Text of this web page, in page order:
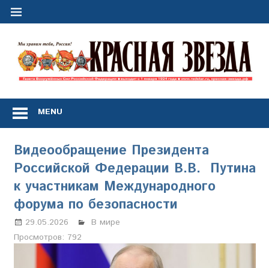
Перейти
Сил
Российской
Федерации
*
выходит
1
января
1924
MENU
Видеообращение Президента
Российской Федерации В.В. Путина
к участникам Международного
форума по безопасности
29.05.2026 Марина Щербакова
В мире
Просмотров: 792